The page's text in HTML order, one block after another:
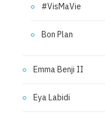
#VisMaVie
Bon Plan
Emma Benji II
Eya Labidi